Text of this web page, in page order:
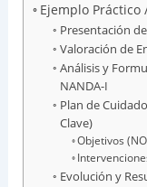
Ejemplo Práctico
Presentación
Valoración de
Análisis y
NANDA-I
Plan de
Clave)
Objetivos
Evolución y